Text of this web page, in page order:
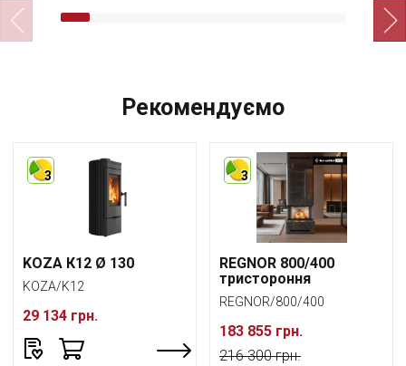
Рекомендуємо
3
KOZA К12 Ø 130
KOZA/K12
29 134 грн.
3
REGNOR 800/400
тристороння
REGNOR/800/400
183 855 грн.
216 300 грн.